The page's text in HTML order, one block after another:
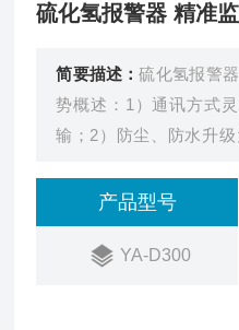
硫化氢报警器 精准
简要描述：硫化氢报警
势概述：1）通讯方式
输；2）防尘、防水升
继电器常开输出；6）
警分贝更高。
产品型号
YA-D300